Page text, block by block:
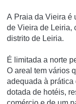
A Praia da Vieira é
de Vieira de Leiria,
distrito de Leiria.
É limitada a norte
O areal tem vários
adequada à prática
dotada de hotéis,